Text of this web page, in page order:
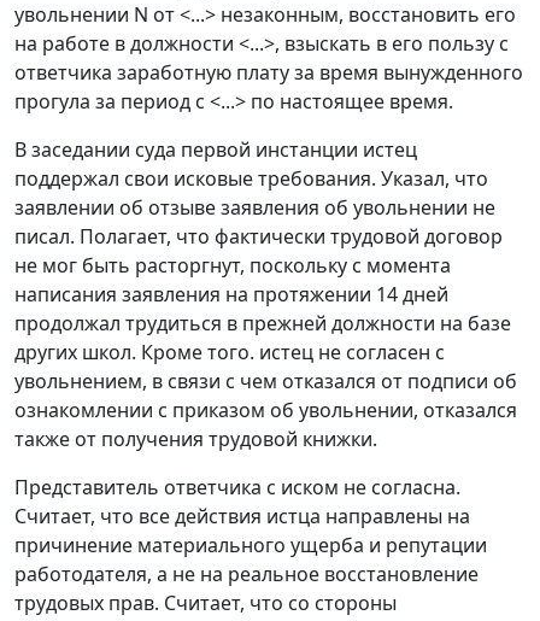
увольнении N от <...> незаконным, восстановить его
на работе в должности <...>, взыскать в его пользу с
ответчика заработную плату за время вынужденного
прогула за период с <...> по настоящее время.
В заседании суда первой инстанции истец
поддержал свои исковые требования. Указал, что
заявлении об отзыве заявления об увольнении не
писал. Полагает, что фактически трудовой договор
не мог быть расторгнут, поскольку с момента
написания заявления на протяжении 14 дней
продолжал трудиться в прежней должности на базе
других школ. Кроме того. истец не согласен с
увольнением, в связи с чем отказался от подписи об
ознакомлении с приказом об увольнении, отказался
также от получения трудовой книжки.
Представитель ответчика с иском не согласна.
Считает, что все действия истца направлены на
причинение материального ущерба и репутации
работодателя, а не на реальное восстановление
трудовых прав. Считает, что со стороны